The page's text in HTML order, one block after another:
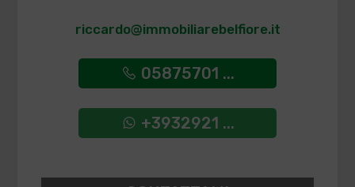
riccardo@immobiliarebelfiore.it
05875701 ...
+3932921 ...